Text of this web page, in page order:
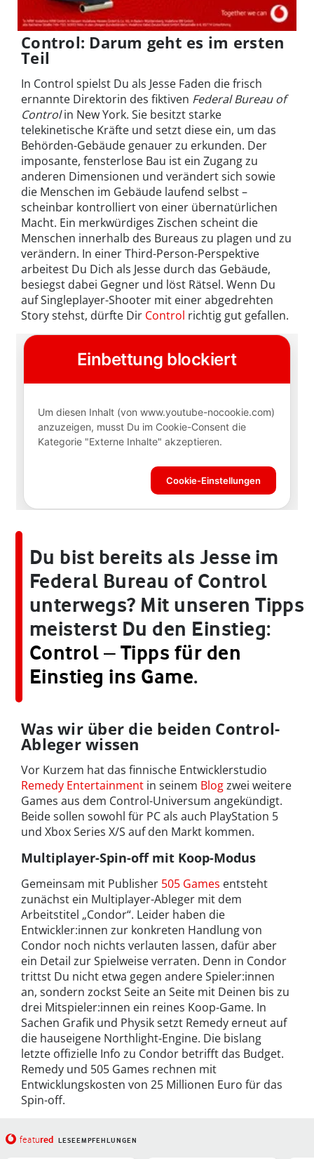
Control: Darum geht es im ersten
Teil
In Control spielst Du als Jesse Faden die frisch
ernannte Direktorin des fiktiven Federal Bureau of
Controlin New York. Sie besitzt starke
telekinetische Kräfte und setzt diese ein, um das
Behörden-Gebäude genauer zu erkunden. Der
imposante, fensterlose Bau ist ein Zugang zu
anderen Dimensionen und verändert sich sowie
die Menschen im Gebäude laufend selbst –
scheinbar kontrolliert von einer übernatürlichen
Macht. Ein merkwürdiges Zischen scheint die
Menschen innerhalb des Bureaus zu plagen und zu
verändern. In einer Third-Person-Perspektive
arbeitest Du Dich als Jesse durch das Gebäude,
besiegst dabei Gegner und löst Rätsel. Wenn Du
auf Singleplayer-Shooter mit einer abgedrehten
Story stehst, dürfte Dir Control richtig gut gefallen.
Du bist bereits als Jesse im
Federal Bureau of Control
unterwegs? Mit unseren Tipps
meisterst Du den Einstieg:
Control ‒ Tipps für den
Einstieg ins Game.
Was wir über die beiden Control-
Ableger wissen
Vor Kurzem hat das finnische Entwicklerstudio
Remedy Entertainment in seinem Blogzwei weitere
Games aus dem Control-Universum angekündigt.
Beide sollen sowohl für PC als auch PlayStation 5
und Xbox Series X/S auf den Markt kommen.
Multiplayer-Spin-off mit Koop-Modus
Gemeinsam mit Publisher 505 Games entsteht
zunächst ein Multiplayer-Ableger mit dem
Arbeitstitel „Condor“. Leider haben die
Entwickler:innen zur konkreten Handlung von
Condor noch nichts verlauten lassen, dafür aber
ein Detail zur Spielweise verraten. Denn in Condor
trittst Du nicht etwa gegen andere Spieler:innen
an, sondern zockst Seite an Seite mit Deinen bis zu
drei Mitspieler:innen ein reines Koop-Game. In
Sachen Grafik und Physik setzt Remedy erneut auf
die hauseigene Northlight-Engine. Die bislang
letzte offizielle Info zu Condor betrifft das Budget.
Remedy und 505 Games rechnen mit
Entwicklungskosten von 25 Millionen Euro für das
Spin-off.
featured LESEEMPFEHLUNGEN